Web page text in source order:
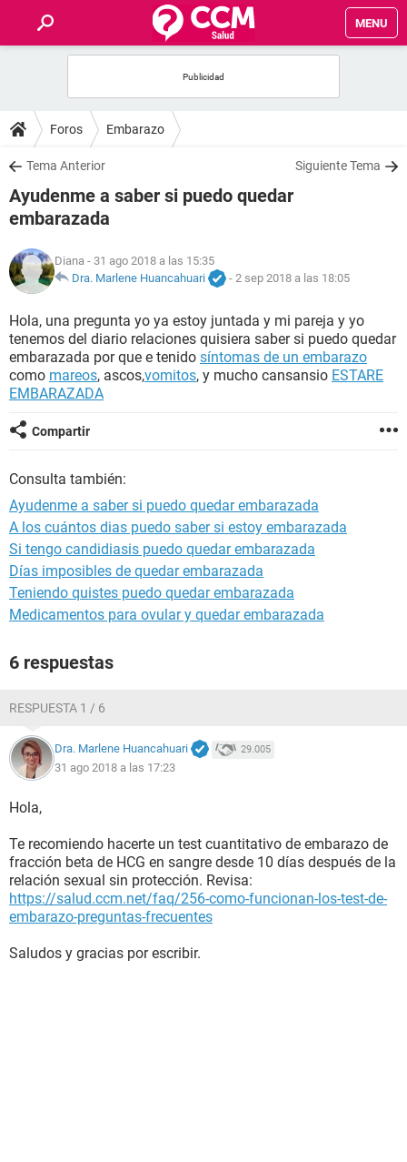
MENU
FOROS
SALUD
FAMILIA
NUTRICIÓN
SEXUALIDAD
GLOSARIO
Foros Embarazo
Tema Anterior Siguiente Tema
Ayudenme a saber si puedo quedar
embarazada
Diana - 31 ago 2018 a las 15:35
Dra. Marlene Huancahuari
- 2 sep 2018 a las 18:05
Hola, una pregunta yo ya estoy juntada y mi pareja y yo
tenemos del diario relaciones quisiera saber si puedo quedar
embarazada por que e tenido síntomas de un embarazo
como mareos, ascos,vomitos, y mucho cansansio ESTARE
EMBARAZADA
Compartir
Consulta también:
Ayudenme a saber si puedo quedar embarazada
A los cuántos dias puedo saber si estoy embarazada
Si tengo candidiasis puedo quedar embarazada
Días imposibles de quedar embarazada
Teniendo quistes puedo quedar embarazada
Medicamentos para ovular y quedar embarazada
6 respuestas
RESPUESTA 1 / 6
Dra. Marlene Huancahuari 29.005
31 ago 2018 a las 17:23
Hola,
Te recomiendo hacerte un test cuantitativo de embarazo de
fracción beta de HCG en sangre desde 10 días después de la
relación sexual sin protección. Revisa:
https://salud.ccm.net/faq/256-como-funcionan-los-test-de-
embarazo-preguntas-frecuentes
Saludos y gracias por escribir.